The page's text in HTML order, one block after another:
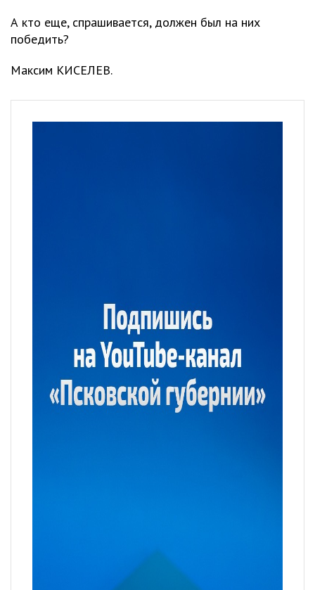
А кто еще, спрашивается, должен был на них
победить?
Максим КИСЕЛЕВ.